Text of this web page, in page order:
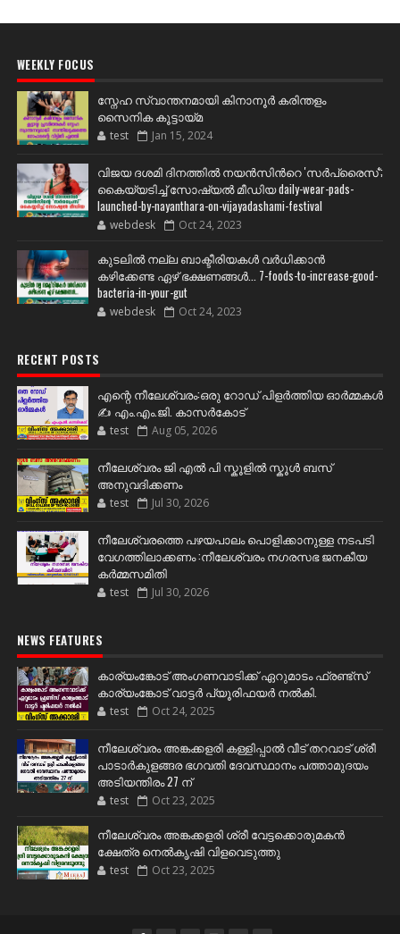
WEEKLY FOCUS
സ്നേഹ സ്വാന്തനമായി കിനാനൂർ കരിന്തളം
സൈനിക കൂട്ടായ്മ
test Jan 15, 2024
വിജയ ദശമി ദിനത്തില്‍ നയന്‍സിന്‍റെ 'സര്‍പ്രൈസ്';
കൈയ്യടിച്ച് സോഷ്യല്‍ മീഡിയ daily-wear-pads-
launched-by-nayanthara-on-vijayadashami-festival
webdesk Oct 24, 2023
കുടലിൽ നല്ല ബാക്ടീരിയകൾ വര്‍ധിക്കാന്‍
കഴിക്കേണ്ട ഏഴ് ഭക്ഷണങ്ങള്‍... 7-foods-to-increase-good-
bacteria-in-your-gut
webdesk Oct 24, 2023
RECENT POSTS
എന്റെ നീലേശ്വരം:ഒരു റോഡ് പിളർത്തിയ ഓർമ്മകൾ
✍️ എം.എം.ജി. കാസർകോട്
test Aug 05, 2026
നീലേശ്വരം ജി എൽ പി സ്കൂളിൽ സ്കൂൾ ബസ്
അനുവദിക്കണം
test Jul 30, 2026
നീലേശ്വരത്തെ പഴയപാലം പൊളിക്കാനുള്ള നടപടി
വേഗത്തിലാക്കണം :നീലേശ്വരം നഗരസഭ ജനകീയ
കർമ്മസമിതി
test Jul 30, 2026
NEWS FEATURES
കാര്യംങ്കോട് അംഗണവാടിക്ക് ഏറുമാടം ഫ്രണ്ട്സ്
കാര്യംങ്കോട് വാട്ടർ പ്യൂരിഫയർ നൽകി.
test Oct 24, 2025
നീലേശ്വരം അങ്കക്കളരി കള്ളിപ്പാൽ വീട് തറവാട് ശ്രീ
പാടാർകുളങ്ങര ഭഗവതി ദേവസ്ഥാനം പത്താമുദയം
അടിയന്തിരം 27 ന്
test Oct 23, 2025
നീലേശ്വരം അങ്കക്കളരി ശ്രീ വേട്ടക്കൊരുമകൻ
ക്ഷേത്ര നെൽകൃഷി വിളവെടുത്തു
test Oct 23, 2025